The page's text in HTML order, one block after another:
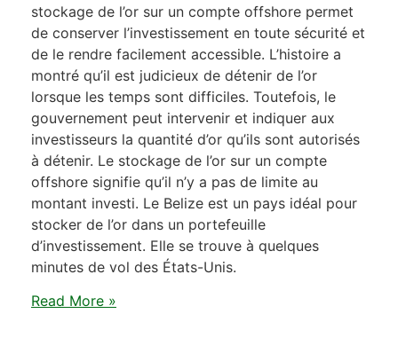
stockage de l’or sur un compte offshore permet
de conserver l’investissement en toute sécurité et
de le rendre facilement accessible. L’histoire a
montré qu’il est judicieux de détenir de l’or
lorsque les temps sont difficiles. Toutefois, le
gouvernement peut intervenir et indiquer aux
investisseurs la quantité d’or qu’ils sont autorisés
à détenir. Le stockage de l’or sur un compte
offshore signifie qu’il n’y a pas de limite au
montant investi. Le Belize est un pays idéal pour
stocker de l’or dans un portefeuille
d’investissement. Elle se trouve à quelques
minutes de vol des États-Unis.
Read More »